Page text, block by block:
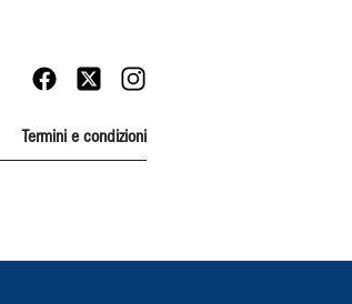
Termini e condizioni